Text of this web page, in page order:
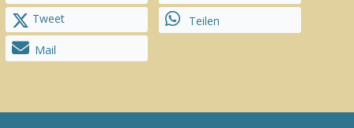
Tweet
Teilen
Mail